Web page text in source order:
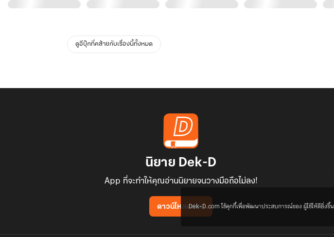
ดูอีบุ๊กที่คล้ายกับเรื่องนี้ทั้งหมด
นิยาย Dek-D
App ที่จะทำให้คุณอ่านนิยายจนวางมือถือไม่ลง!
ดาวน์โหลดแอปDek-D.com ใช้คุกกี้เพื่อพัฒนาประสบการณ์ของ ผู้ใช้ให้ดียิ่งขึ้น